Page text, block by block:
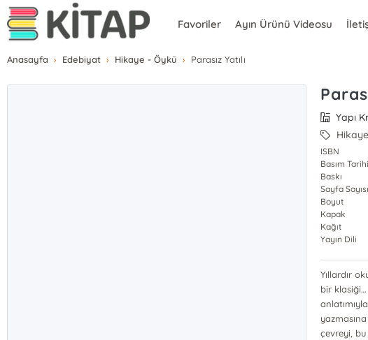
Favoriler Ayın Ürünü Videosu
Anasayfa Edebiyat Hikaye - Öykü Parasız Yatılı
Yapı
ISBN
Basım Tarihi
Baskı
Sayfa Sayısı
Boyut
Kapak
Kağıt
Yayın Dili
Yıllardır
bir klasiği…
çevreyi, bu